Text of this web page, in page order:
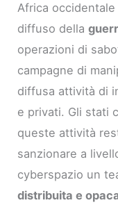
Africa
diffuso della
operazioni di
campagne di
diffusa attività di
e privati. Gli stati
queste attività
sanzionare a
cyberspazio un
distribuita e